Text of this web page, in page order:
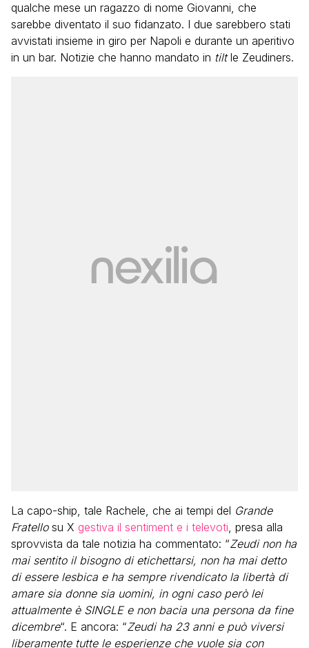
qualche mese un ragazzo di nome Giovanni, che
sarebbe diventato il suo fidanzato. I due sarebbero stati
avvistati insieme in giro per Napoli e durante un aperitivo
in un bar. Notizie che hanno mandato in tiltle Zeudiners.
La capo-ship, tale Rachele, che ai tempi del Grande
Fratellosu X gestiva il sentiment e i televoti, presa alla
sprovvista da tale notizia ha commentato: “Zeudi non ha
mai sentito il bisogno di etichettarsi, non ha mai detto
di essere lesbica e ha sempre rivendicato la libertà di
amare sia donne sia uomini, in ogni caso però lei
attualmente è SINGLE e non bacia una persona da fine
dicembre“. E ancora: “Zeudi ha 23 anni e può viversi
liberamente tutte le esperienze che vuole sia con